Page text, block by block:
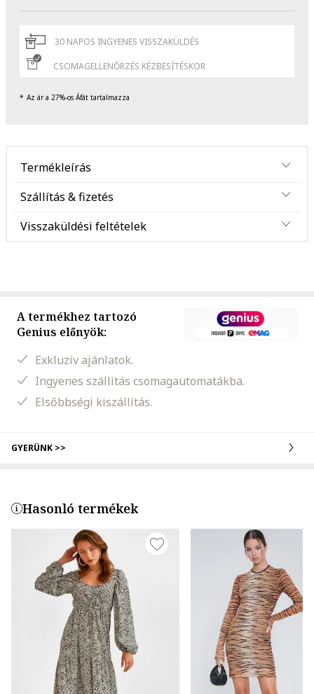
30 NAPOS INGYENES VISSZAKÜLDÉS
CSOMAGELLENŐRZÉS KÉZBESÍTÉSKOR
Az ár a 27%-os Áfát tartalmazza
Termékleírás
Szállítás & fizetés
Visszaküldési feltételek
A termékhez tartozó
Genius előnyök:
Exkluzív ajánlatok.
Ingyenes szállítás csomagautomatákba.
Elsőbbségi kiszállítás.
GYERÜNK >>
Hasonló termékek